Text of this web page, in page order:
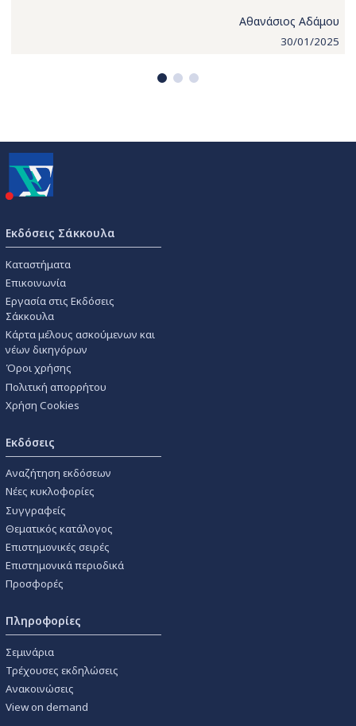
Αθανάσιος Αδάμου
30/01/2025
Εκδόσεις Σάκκουλα
Καταστήματα
Επικοινωνία
Εργασία στις Εκδόσεις
Σάκκουλα
Κάρτα μέλους ασκούμενων και
νέων δικηγόρων
Όροι χρήσης
Πολιτική απορρήτου
Χρήση Cookies
Εκδόσεις
Αναζήτηση εκδόσεων
Νέες κυκλοφορίες
Συγγραφείς
Θεματικός κατάλογος
Επιστημονικές σειρές
Επιστημονικά περιοδικά
Προσφορές
Πληροφορίες
Σεμινάρια
Τρέχουσες εκδηλώσεις
Ανακοινώσεις
View on demand